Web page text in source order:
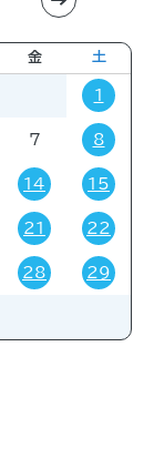
・ゲーム
金 土
1
7 8
14 15
21 22
28 29